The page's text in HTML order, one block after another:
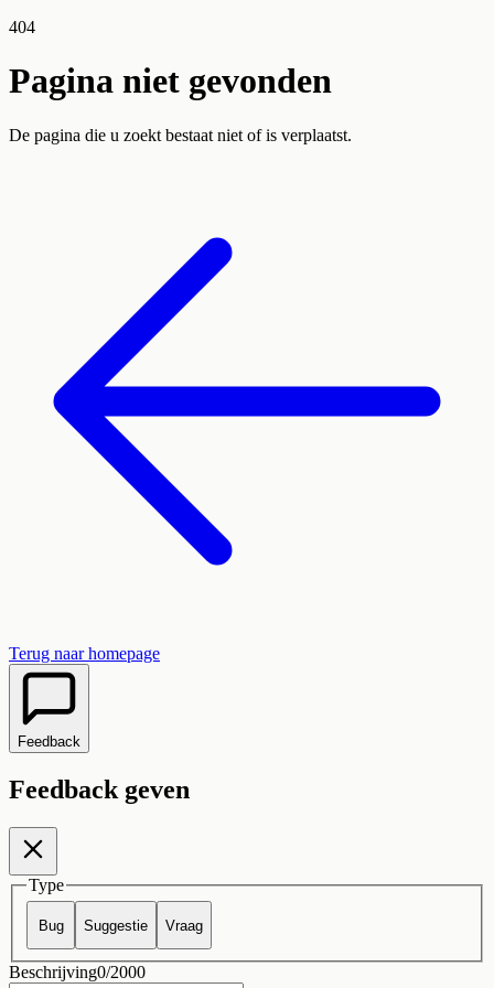
404
Pagina niet gevonden
De pagina die u zoekt bestaat niet of is verplaatst.
Terug naar homepage
Feedback
Feedback geven
Type
Bug Suggestie Vraag
Beschrijving0/2000